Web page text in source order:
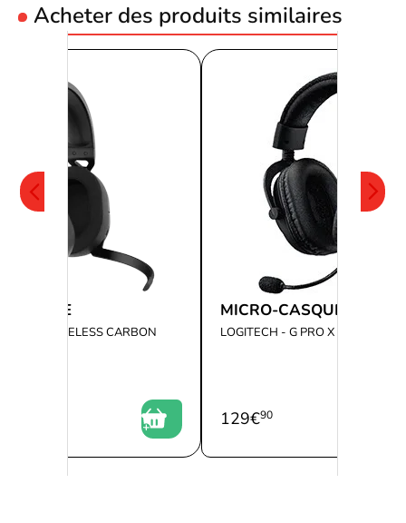
Acheter des produits similaires
CASQUE
- HS55 WIRELESS CARBON
MICRO-CASQUE
LOGITECH - G PRO X
129€90